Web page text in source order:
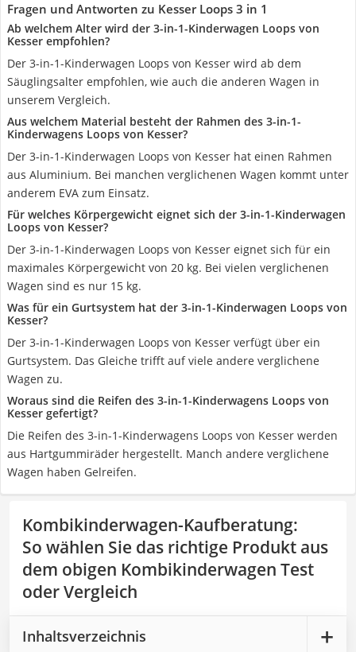
Fragen und Antworten zu Kesser Loops 3 in 1
Ab welchem Alter wird der 3-in-1-Kinderwagen Loops von
Kesser empfohlen?
Der 3-in-1-Kinderwagen Loops von Kesser wird ab dem
Säuglingsalter empfohlen, wie auch die anderen Wagen in
unserem Vergleich.
Aus welchem Material besteht der Rahmen des 3-in-1-
Kinderwagens Loops von Kesser?
Der 3-in-1-Kinderwagen Loops von Kesser hat einen Rahmen
aus Aluminium. Bei manchen verglichenen Wagen kommt unter
anderem EVA zum Einsatz.
Für welches Körpergewicht eignet sich der 3-in-1-Kinderwagen
Loops von Kesser?
Der 3-in-1-Kinderwagen Loops von Kesser eignet sich für ein
maximales Körpergewicht von 20 kg. Bei vielen verglichenen
Wagen sind es nur 15 kg.
Was für ein Gurtsystem hat der 3-in-1-Kinderwagen Loops von
Kesser?
Der 3-in-1-Kinderwagen Loops von Kesser verfügt über ein
Gurtsystem. Das Gleiche trifft auf viele andere verglichene
Wagen zu.
Woraus sind die Reifen des 3-in-1-Kinderwagens Loops von
Kesser gefertigt?
Die Reifen des 3-in-1-Kinderwagens Loops von Kesser werden
aus Hartgummiräder hergestellt. Manch andere verglichene
Wagen haben Gelreifen.
Kombikinderwagen-Kaufberatung:
So wählen Sie das richtige Produkt aus
dem obigen Kombikinderwagen Test
oder Vergleich
Inhaltsverzeichnis